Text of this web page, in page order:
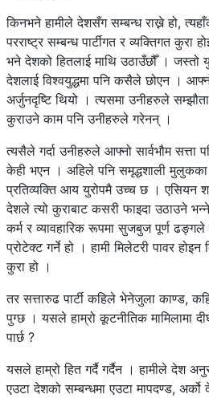
किनभने हामीले देशसँग सम्बन्ध राख्ने हो,
परराष्ट्र सम्बन्ध पार्टीगत र व्यक्तिगत कुरा
भने देशको हितलाई माथि उठाउँछौँ । जस्तो
देशलाई विश्वयुद्धमा पनि कसैले छोएन । आफ्नो
अर्जुनदृष्टि थियो । त्यसमा उनीहरुले
कुराउने काम पनि उनीहरुले गरेनन् ।
त्यसैले गर्दा उनीहरुले आफ्नो सार्वभौम सत्ता
केही भएन । अहिले पनि समृद्धशाली मुलुकका
प्रतिव्यक्ति आय युरोपमै उच्च छ । एसियन
देशले त्यो कुराबाट कसरी फाइदा उठाउने
कर्म र व्यावहारिक रूपमा सुजबुज पूर्ण ढङ्गले
प्रोटेक्ट गर्ने हो । हामी मिलेटरी पावर
कुरा हो ।
तर सत्तारुढ पार्टी कहिले भेनेजुला काण्ड,
पुग्छ । यसले हाम्रो कूटनीतिक मामिलामा
पार्छ ?
यसले हाम्रो हित गर्दै गर्दैन । हामीले देश
एउटा देशको सम्बन्धमा एउटा मापदण्ड, अर्को